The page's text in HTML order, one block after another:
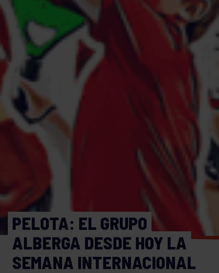
PELOTA: EL GRUPO
ALBERGA DESDE HOY LA
SEMANA INTERNACIONAL